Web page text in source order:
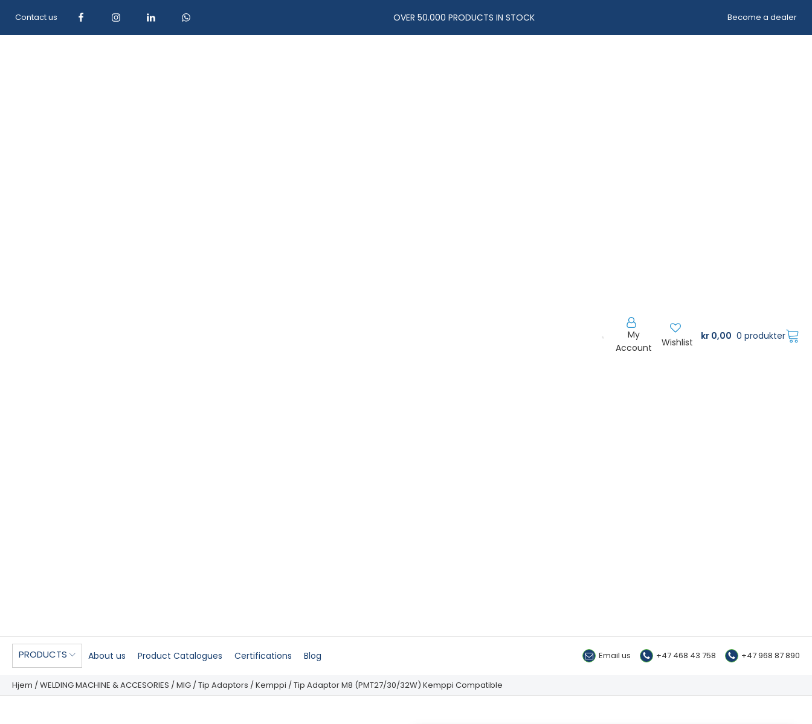
Contact us OVER 50.000 PRODUCTS IN STOCK Become a dealer
My
Account
Wishlist
kr 0,00 0 produkter
PRODUCTS About us Product Catalogues Certifications Blog Email us +47 468 43 758 +47 968 87 890
Hjem / WELDING MACHINE & ACCESORIES / MIG / Tip Adaptors / Kemppi / Tip Adaptor M8 (PMT27/30/32W) Kemppi Compatible